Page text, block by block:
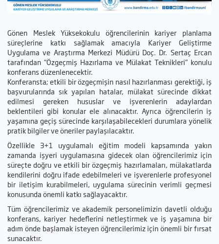
Gönen Meslek Yüksekokulu öğrencilerinin kariyer planlama
süreçlerine katkı sağlamak amacıyla Kariyer Geliştirme
Uygulama ve Araştırma Merkezi Müdürü Doç. Dr. Sertaç Ercan
tarafından “Özgeçmiş Hazırlama ve Mülakat Teknikleri” konulu
konferans düzenlenecektir.
Konferansta; etkili bir özgeçmişin nasıl hazırlanması gerektiği, iş
başvurularında sık yapılan hatalar, mülakat sürecinde dikkat
edilmesi gereken hususlar ve işverenlerin adaylardan
beklentileri gibi konular ele alınacaktır. Ayrıca öğrencilerin iş
yaşamına geçiş sürecinde karşılaşabilecekleri durumlara yönelik
pratik bilgiler ve öneriler paylaşılacaktır.
Özellikle 3+1 uygulamalı eğitim modeli kapsamında yakın
zamanda işyeri uygulamasına gidecek olan öğrencilerimiz için
süreçte doğru ve etkili bir özgeçmiş hazırlamaları, mülakatlarda
kendilerini doğru ifade edebilmeleri ve işverenlerle profesyonel
bir iletişim kurabilmeleri, uygulama sürecinin verimli geçmesi
konusunda önemli katkı sağlayacaktır.
Tüm öğrencilerimiz ve akademik personelimizin davetli olduğu
konferans, kariyer hedeflerini netleştirmek ve iş yaşamına bir
adım önde başlamak isteyen öğrencilerimiz için önemli bir fırsat
sunacaktır.